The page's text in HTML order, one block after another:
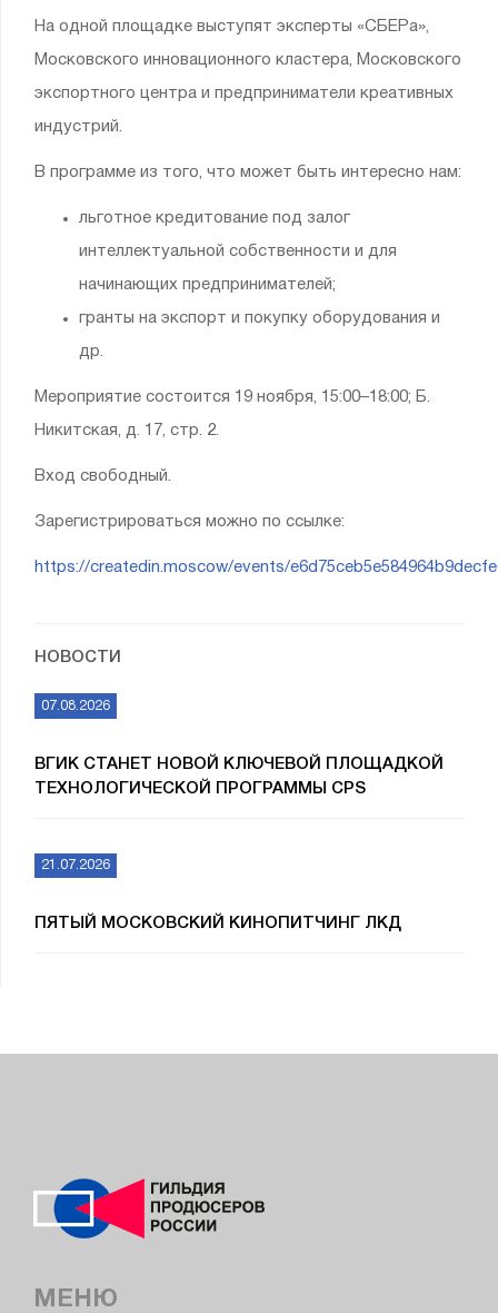
На одной площадке выступят эксперты «СБЕРа»,
Московского инновационного кластера, Московского
экспортного центра и предприниматели креативных
индустрий.
В программе из того, что может быть интересно нам:
льготное кредитование под залог
интеллектуальной собственности и для
начинающих предпринимателей;
гранты на экспорт и покупку оборудования и
др.
Мероприятие состоится 19 ноября, 15:00–18:00; Б.
Никитская, д. 17, стр. 2.
Вход свободный.
Зарегистрироваться можно по ссылке:
https://createdin.moscow/events/
НОВОСТИ
07.08.2026
ВГИК СТАНЕТ НОВОЙ КЛЮЧЕВОЙ ПЛОЩАДКОЙ
ТЕХНОЛОГИЧЕСКОЙ ПРОГРАММЫ CPS
21.07.2026
ПЯТЫЙ МОСКОВСКИЙ КИНОПИТЧИНГ ЛКД
МЕНЮ